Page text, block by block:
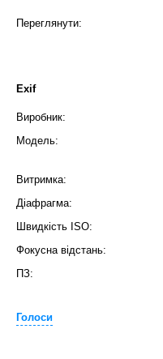
Переглянути:
Exif
Виробник:
Модель:
Витримка:
Діафрагма:
Швидкість ISO:
Фокусна відстань:
ПЗ:
Голоси